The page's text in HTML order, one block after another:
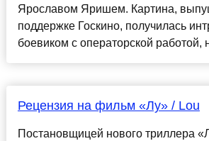
Ярославом Яришем. Картина,
поддержке Госкино, получилась
боевиком с операторской работой,
Рецензия на фильм «Лу» / Lou
Постановщицей нового триллера